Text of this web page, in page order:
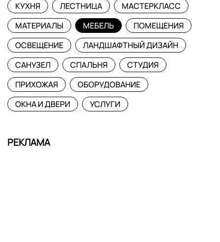
КУХНЯ
ЛЕСТНИЦА
МАСТЕРКЛАСС
МАТЕРИАЛЫ
МЕБЕЛЬ
ПОМЕЩЕНИЯ
ОСВЕЩЕНИЕ
ЛАНДШАФТНЫЙ ДИЗАЙН
САНУЗЕЛ
СПАЛЬНЯ
СТУДИЯ
ПРИХОЖАЯ
ОБОРУДОВАНИЕ
ОКНА И ДВЕРИ
УСЛУГИ
РЕКЛАМА